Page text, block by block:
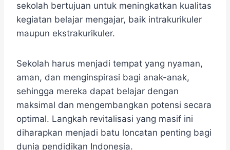
sekolah bertujuan untuk meningkatkan kualitas
kegiatan belajar mengajar, baik intrakurikuler
maupun ekstrakurikuler.
Sekolah harus menjadi tempat yang nyaman,
aman, dan menginspirasi bagi anak-anak,
sehingga mereka dapat belajar dengan
maksimal dan mengembangkan potensi secara
optimal. Langkah revitalisasi yang masif ini
diharapkan menjadi batu loncatan penting bagi
dunia pendidikan Indonesia.